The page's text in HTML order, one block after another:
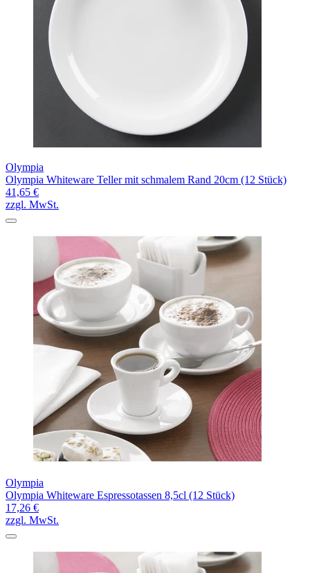
Olympia
Olympia Whiteware Teller mit schmalem Rand 20cm (12 Stück)
41,65 €
zzgl. MwSt.
Olympia
Olympia Whiteware Espressotassen 8,5cl (12 Stück)
17,26 €
zzgl. MwSt.